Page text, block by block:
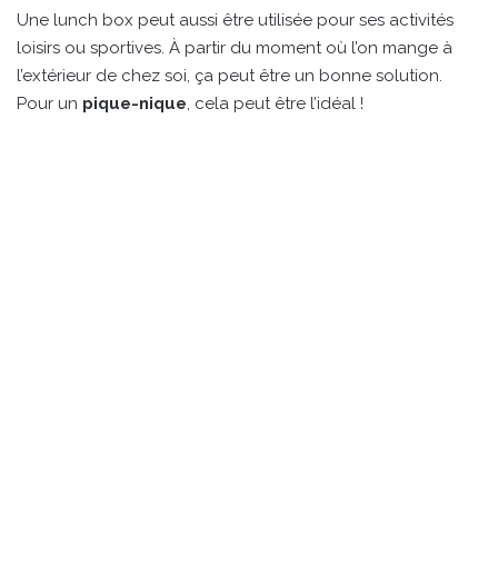
Une lunch box peut aussi être utilisée pour ses activités
loisirs ou sportives. À partir du moment où l’on mange à
l’extérieur de chez soi, ça peut être un bonne solution.
Pour un pique-nique, cela peut être l’idéal !